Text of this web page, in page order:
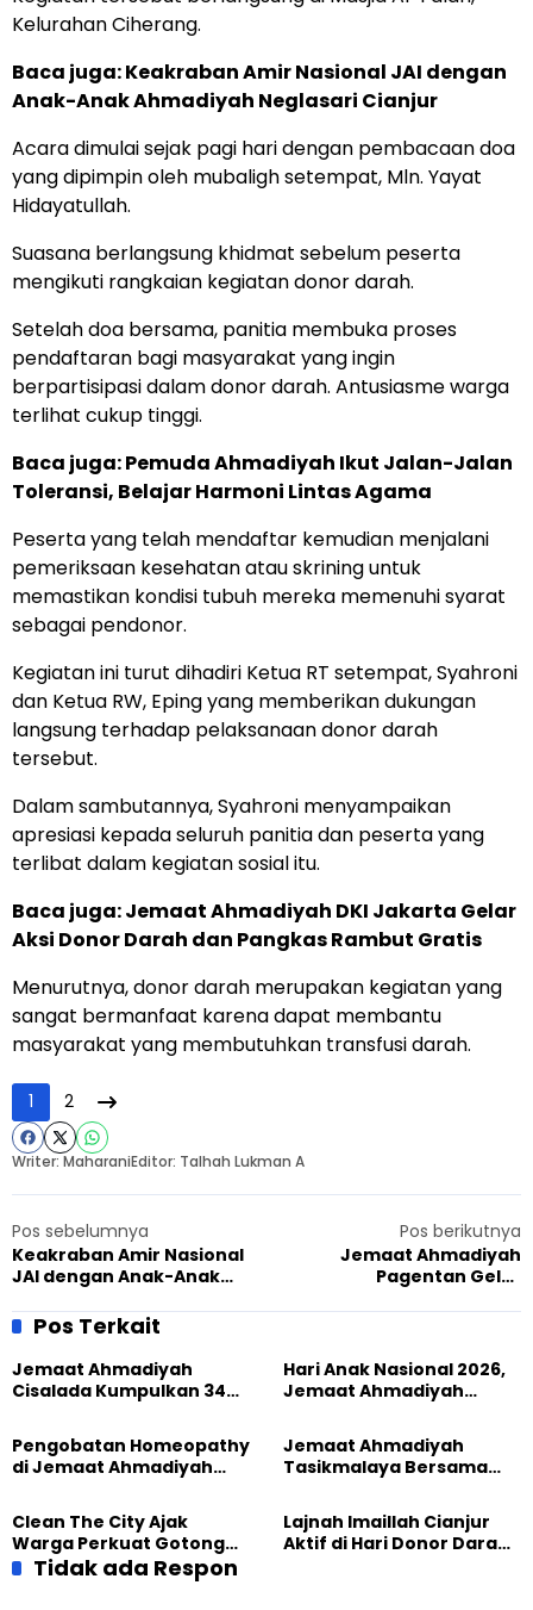
Kelurahan Ciherang.
Baca juga:Keakraban Amir Nasional JAI dengan
Anak-Anak Ahmadiyah Neglasari Cianjur
Acara dimulai sejak pagi hari dengan pembacaan doa
yang dipimpin oleh mubaligh setempat, Mln. Yayat
Hidayatullah.
Suasana berlangsung khidmat sebelum peserta
mengikuti rangkaian kegiatan donor darah.
Setelah doa bersama, panitia membuka proses
pendaftaran bagi masyarakat yang ingin
berpartisipasi dalam donor darah. Antusiasme warga
terlihat cukup tinggi.
Baca juga:Pemuda Ahmadiyah Ikut Jalan-Jalan
Toleransi, Belajar Harmoni Lintas Agama
Peserta yang telah mendaftar kemudian menjalani
pemeriksaan kesehatan atau skrining untuk
memastikan kondisi tubuh mereka memenuhi syarat
sebagai pendonor.
Kegiatan ini turut dihadiri Ketua RT setempat, Syahroni
dan Ketua RW, Eping yang memberikan dukungan
langsung terhadap pelaksanaan donor darah
tersebut.
Dalam sambutannya, Syahroni menyampaikan
apresiasi kepada seluruh panitia dan peserta yang
terlibat dalam kegiatan sosial itu.
Baca juga: Jemaat Ahmadiyah DKI Jakarta Gelar
Aksi Donor Darah dan Pangkas Rambut Gratis
Menurutnya, donor darah merupakan kegiatan yang
sangat bermanfaat karena dapat membantu
masyarakat yang membutuhkan transfusi darah.
1 2
Writer: MaharaniEditor: Talhah Lukman A
Pos sebelumnya
Keakraban Amir Nasional
JAI dengan Anak-Anak
Cianjur
Pos berikutnya
Jemaat Ahmadiyah
Pagentan Gelar
Bersama Warga
Pos Terkait
Jemaat Ahmadiyah
Cisalada Kumpulkan 34
Aksi Donor
Hari Anak Nasional 2026,
Jemaat Ahmadiyah
Masyarakat Perkuat
Perlindungan Anak
Pengobatan Homeopathy
di Jemaat Ahmadiyah
Rasakan Manfaat
Jemaat Ahmadiyah
Tasikmalaya Bersama
Pengobatan Homeopathy
Gratis
Clean The City Ajak
Warga Perkuat Gotong
Royong Jaga Lingkungan
Lajnah Imaillah Cianjur
Aktif di Hari Donor Darah
Tidak ada Respon